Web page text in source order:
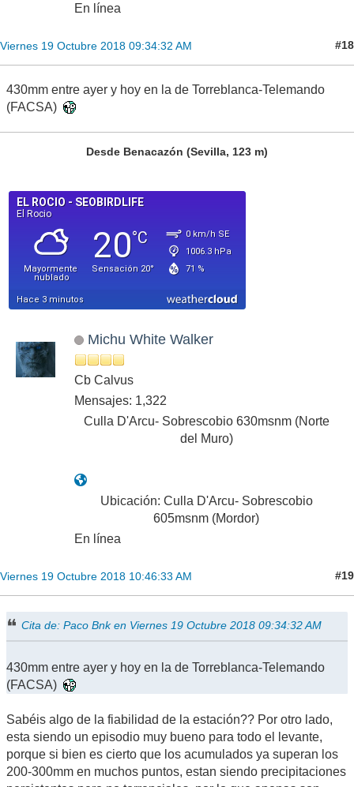
En línea
Viernes 19 Octubre 2018 09:34:32 AM #18
430mm entre ayer y hoy en la de Torreblanca-Telemando
(FACSA)
Desde Benacazón (Sevilla, 123 m)
Michu White Walker
Mensajes: 1,322
del Muro)
Ubicación: Culla D'Arcu- Sobrescobio
605msnm (Mordor)
En línea